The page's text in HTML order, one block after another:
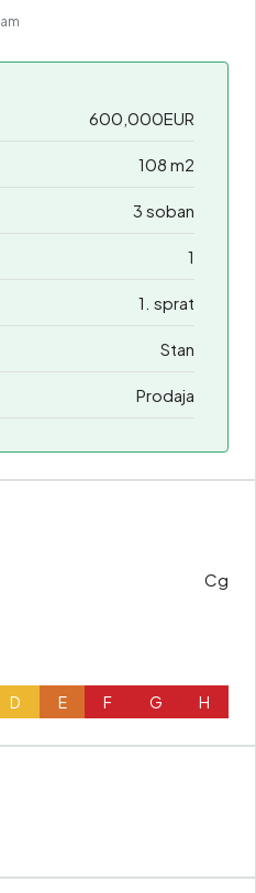
600,000EUR
108 m2
3 soban
1
1. sprat
Stan
Prodaja
Cg
D E F G H